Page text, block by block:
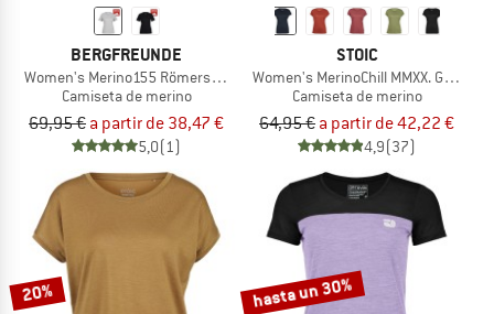
BERGFREUNDE
Women's Merino155 RömersteinBF. Tee
Camiseta de merino
69,95 € a partir de 38,47 €
5,0(1)
STOIC
Women's MerinoChill MMXX.
Camiseta de merino
64,95 € a partir de 42,22 €
4,9(37)
20% hasta un 30%